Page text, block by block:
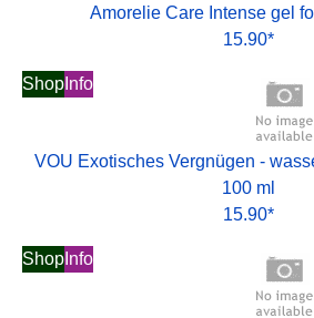
Amorelie Care Intense gel
15.90*
Shop Info
VOU Exotisches Vergnügen -
100 ml
15.90*
Shop Info